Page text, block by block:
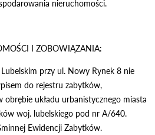
nieruchomości.
I ZOBOWIĄZANIA:
przy ul. Nowy Rynek 8 nie
do rejestru zabytków,
obrębie układu urbanistycznego miasta
woj. lubelskiego pod nr A/640.
Ewidencji Zabytków.